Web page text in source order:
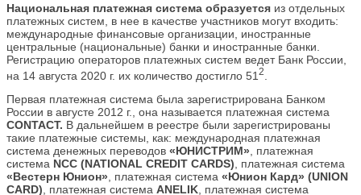
Национальная платежная система образуется из отдельных
платежных систем, в нее в качестве участников могут входить:
международные финансовые организации, иностранные
центральные (национальные) банки и иностранные банки.
Регистрацию операторов платежных систем ведет Банк России,
на 14 августа 2020 г. их количество достигло 51 2
Первая платежная система была зарегистрирована Банком
России в августе 2012 г., она называется платежная система
CONTACT. В дальнейшем в реестре были зарегистрированы
такие платежные системы, как: международная платежная
система денежных переводов «ЮНИСТРИМ», платежная
система NCC (NATIONAL CREDIT CARDS), платежная система
«Вестерн Юнион», платежная система «Юнион Кард» (UNION
CARD), платежная система ANELIK, платежная система